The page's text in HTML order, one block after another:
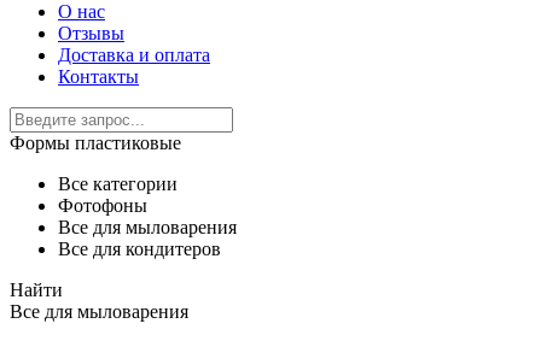
О нас
Отзывы
Доставка и оплата
Контакты
Формы пластиковые
Все категории
Фотофоны
Все для мыловарения
Все для кондитеров
Найти
Все для мыловарения